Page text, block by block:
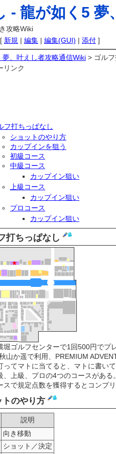
- 龍が如く5 夢
攻略Wiki
新規 | 編集 | 編集(GUI) | 添付 ]
夢、叶えし者攻略通信Wiki > ゴル
リンク
フ打ちっぱなし
ショットのやり方
カップインを狙う
初級コース
中級コース
カップイン狙い
上級コース
カップイン狙い
プロコース
カップイン狙い
打ちっぱなし
堀ゴルフセンターで1回500円でプ
山か遥で利用、PREMIUM
ってマトに当てると、マトに書い
、上級、プロの4つのコースがある。
スで規定点数を獲得するとコンプリ
トのやり方
説明
向き移動
ショット／決定